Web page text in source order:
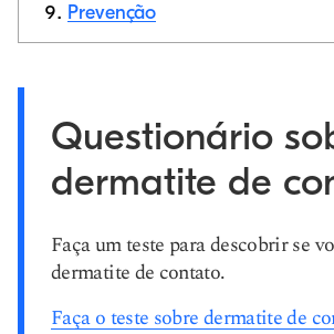
Prevenção
Questionário
dermatite de
Faça um teste para descobrir se
dermatite de contato.
Faça o teste sobre dermatite de